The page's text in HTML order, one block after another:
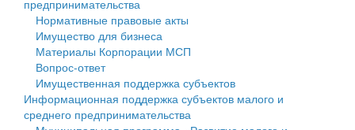
Государственные услуги
Промышленность и АПК
Экономика и бизнес
...
Символика
Устав
Гостям округа
Туризм
муниципального округа Тверской области
Администрация Кашинского муниципального округа
Тверской области
Управление сельскими территориями
Финансовое управление
Бюджет для граждан
Имущество
Выявление правообладателей ранее учтенных
предпринимательства
Нормативные правовые акты
Имущество для бизнеса
Материалы Корпорации МСП
Вопрос-ответ
Имущественная поддержка субъектов
Информационная поддержка субъектов малого и
среднего предпринимательства